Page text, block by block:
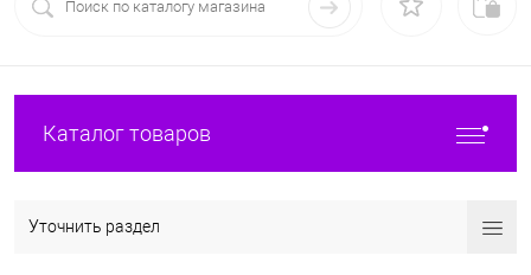
Каталог товаров
Уточнить раздел